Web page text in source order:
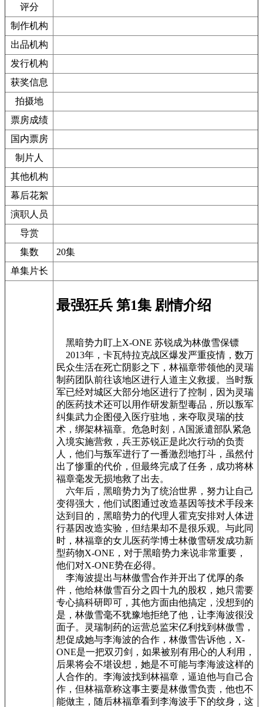
评分
制作机构
出品机构
发行机构
获奖信息
拍摄地
票房成绩
国内票房
制片人
其他机构
幕后花絮
演职人员
导赏
集数
20集
单集片长
最强狂兵 第1集 剧情介绍
黑暗势力盯上X-ONE 苏锐成为林傲雪保镖
2013年，卡瓦特拉克战区爆发严重疫情，数万
民众生活在死亡阴影之下，林福章带领他的灵瑞
制药团队前往该地区进行人道主义救援。当时叛
军已经对城区大部分地区进行了控制，因为灵瑞
的医药技术还可以用作研发新型毒品，所以叛军
纠集武力企图侵入医疗驻地，来夺取灵瑞的技
术，绑架林福章。危急时刻，A国派遣部队紧急
入境实施营救，兵王苏锐正是此次行动的负责
人，他们与叛军进行了一番激烈地打斗，虽然付
出了惨重的代价，但最终完成了任务，成功将林
福章毫发无损地救了出去。
六年后，黑暗势力为了统治世界，努力让自己
变得强大，他们试图通过改造基因等技术手段来
达到目的，黑暗势力的代理人霍克安排对人体进
行基因改造实验，但结果却不是很乐观。与此同
时，林福章的女儿医药学博士林傲雪研发成功新
型药物X-ONE，对于黑暗势力来说非常重要，
他们对X-ONE势在必得。
李海波提出与林傲雪合作并开出了优厚的条
件，他给林傲雪百分之四十九的股权，她只需要
专心搞科研即可，其他方面由他搞定，没想到的
是，林傲雪毫不犹豫地拒绝了他，让李海波很没
面子。灵瑞制药的运营总监宋亿利找到林傲雪，
想促成她与李海波的合作，林傲雪告诉他，X-
ONE是一把双刃剑，如果被别有用心的人利用，
后果将会不堪设想，她是不可能与李海波这样的
人合作的。李海波找到林福章，逼迫他与自己合
作，但林福章称这事主要是林傲雪负责，他也不
能做主，随后林福章看到李海波手下的纹身，这